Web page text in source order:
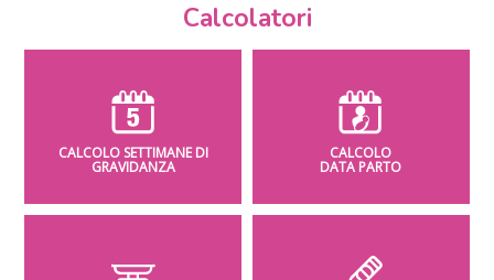
Calcolatori
CALCOLO SETTIMANE DI
GRAVIDANZA
CALCOLO
DATA PARTO